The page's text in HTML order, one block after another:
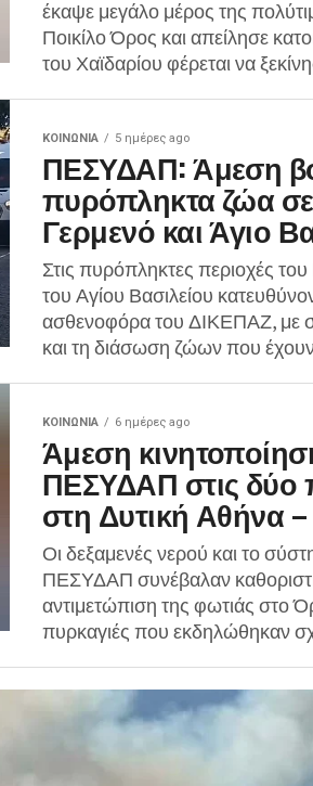
έκαψε μεγάλο μέρος της
Ποικίλο Όρος και απείλησε
του Χαϊδαρίου φέρεται να
ΚΟΙΝΩΝΊΑ 5 ημέρες ago
ΠΕΣΥΔΑΠ: Άμεση
πυρόπληκτα ζώα
Γερμενό και Άγιο
Στις πυρόπληκτες περιοχές
του Αγίου Βασιλείου
ασθενοφόρα του ΔΙΚΕΠΑΖ, με
και τη διάσωση ζώων που
ΚΟΙΝΩΝΊΑ 6 ημέρες ago
Άμεση
ΠΕΣΥΔΑΠ στις δύο
στη Δυτική Αθήνα –
Οι δεξαμενές νερού και το
ΠΕΣΥΔΑΠ συνέβαλαν
αντιμετώπιση της φωτιάς στο
πυρκαγιές που εκδηλώθηκαν